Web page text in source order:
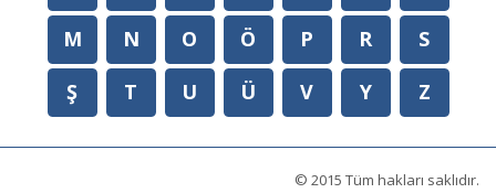
M
N O Ö P R
S
Ş
T U Ü V Y Z
© 2015 Tüm hakları saklıdır.